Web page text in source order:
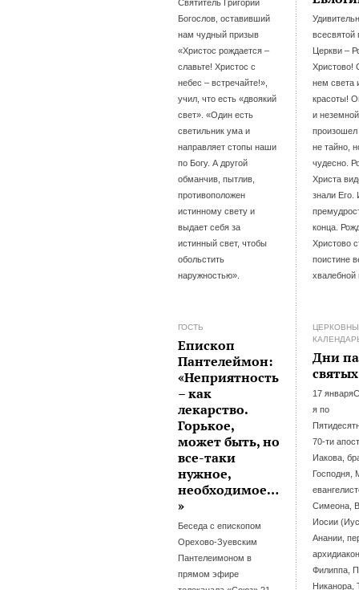
Святитель Григорий
Богослов, оставивший
нам чудный призыв
«Христос рождается –
славьте! Христос с
небес – встречайте!»,
учил, что есть «двоякий
свет». «Один есть
светильник ума и
направляет стопы наши
по Богу. А другой
обманчив, пытлив,
противоположен
истинному свету и
выдает себя за
истинный свет, чтобы
обольстить
наружностью».
всесвятой
Церкви –
Христово!
нем света
красоты!
и
не тайно,
чудесно.
Христа
знали Его.
конца.
Христово
поистине
хвалебной
ГОСТЬ
Епископ
Пантелеймон:
«Неприятность
– как
лекарство.
Горькое,
может быть, но
все-таки
нужное,
необходимое…
»
Беседа с епископом
Орехово-Зуевским
Пантелеимоном в
прямом эфире
Дни
святых
17
я по
70-ти
Иакова,
Господня,
Симеона,
Иосии
Анании,
Филиппа,
Никанора,